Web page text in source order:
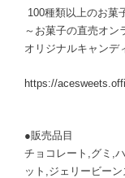
100種類以上のお菓
～お菓子の直売オン
オリジナルキャンデ
https://
●販売品目
チョコレート,グミ,
ット,ジェリービー